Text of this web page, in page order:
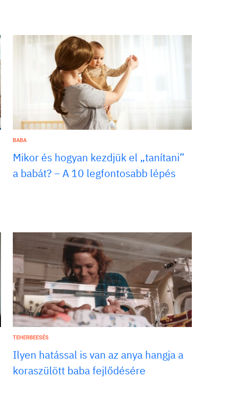
BABA
Mikor és hogyan kezdjük el „tanítani”
a babát? – A 10 legfontosabb lépés
TEHERBEESÉS
Ilyen hatással is van az anya hangja a
koraszülött baba fejlődésére